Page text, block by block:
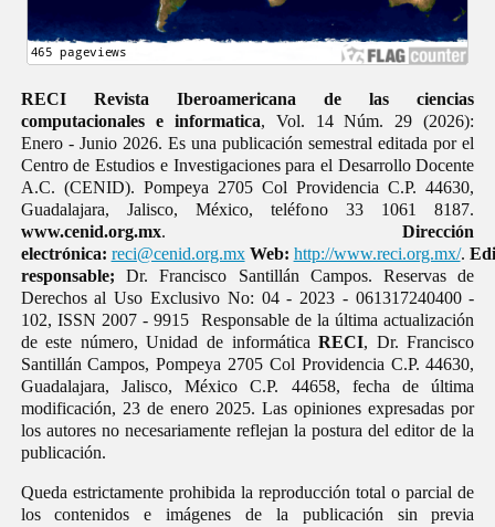
RECI Revista Iberoamericana de las ciencias
computacionales e informatica, Vol. 14 Núm. 29 (2026):
Enero - Junio 2026. Es una publicación semestral editada por el
Centro de Estudios e Investigaciones para el Desarrollo Docente
A.C. (CENID). Pompeya 2705 Col Providencia C.P. 44630,
Guadalajara, Jalisco, México, teléfono 33 1061 8187.
www.cenid.org.mx.Dirección
electrónica: reci@cenid.org.mx Web: http://www.reci.org.mx/.
responsable; Dr. Francisco Santillán Campos. Reservas de
Derechos al Uso Exclusivo No: 04 - 2023 - 061317240400 -
102, ISSN 2007 - 9915 Responsable de la última actualización
de este número, Unidad de informáticaRECI, Dr. Francisco
Santillán Campos, Pompeya 2705 Col Providencia C.P. 44630,
Guadalajara, Jalisco, México C.P. 44658, fecha de última
modificación, 23 de enero 2025. Las opiniones expresadas por
los autores no necesariamente reflejan la postura del editor de la
publicación.
Queda estrictamente prohibida la reproducción total o parcial de
los contenidos e imágenes de la publicación sin previa